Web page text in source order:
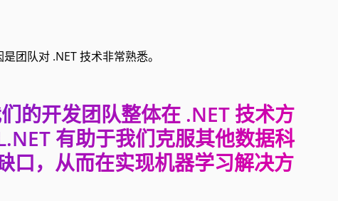
团队对 .NET 技术非常熟悉。
的开发团队整体在 .NET 技术方
有助于我们克服其他数据科
口，从而在实现机器学习解决方